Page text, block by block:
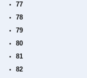
77
78
79
80
81
82